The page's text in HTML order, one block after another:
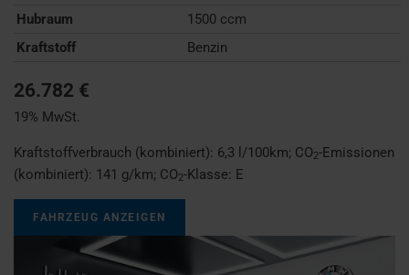
Hubraum
1500 ccm
Kraftstoff
Benzin
26.782 €
19% MwSt.
Kraftstoffverbrauch (kombiniert): 6,3 l/100km; CO2-Emissionen
(kombiniert): 141 g/km; CO2-Klasse: E
FAHRZEUG ANZEIGEN